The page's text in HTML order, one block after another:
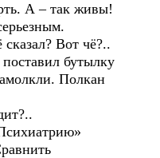
А – так живы!
Вот чё?..
бутылку
Полкан